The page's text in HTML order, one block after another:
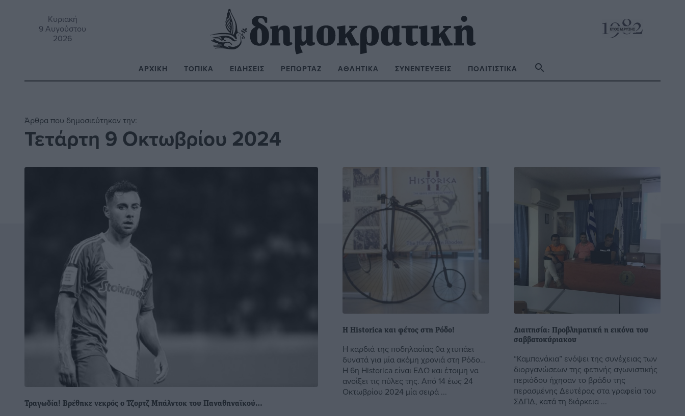
Κυριακή
9 Αυγούστου
2026
ΑΡΧΙΚΉ ΤΟΠΙΚΆ ΕΙΔΉΣΕΙΣ ΡΕΠΟΡΤΆΖ ΑΘΛΗΤΙΚΆ ΣΥΝΕΝΤΕΎΞΕΙΣ ΠΟΛΙΤΙΣΤΙΚΆ
Άρθρα που δημοσιεύτηκαν την:
Τετάρτη 9 Οκτωβρίου 2024
Τραγωδία! Βρέθηκε νεκρός ο Τζορτζ Μπάλντοκ του Παναθηναϊκού…
H Historica και φέτος στη Ρόδο!
Η καρδιά της ποδηλασίας θα χτυπάει
δυνατά για μία ακόμη χρονιά στη Ρόδο…
Η 6η Historica είναι ΕΔΩ και έτοιμη να
ανοίξει τις πύλες της. Από 14 έως 24
Οκτωβρίου 2024 μία σειρά ...
Διαιτησία: Προβληματική η εικόνα του
σαββατοκύριακου
“Καμπανάκια” ενόψει της συνέχειας των
διοργανώσεων της φετινής αγωνιστικής
περιόδου ήχησαν το βράδυ της
περασμένης Δευτέρας στα γραφεία του
ΣΔΠΔ, κατά τη διάρκεια ...